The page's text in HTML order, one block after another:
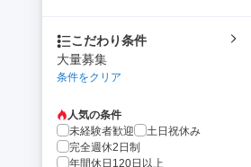
こだわり条件
大量募集
条件をクリア
人気の条件
未経験者歓迎
土日祝休み
完全週休2日制
年間休日120日以上